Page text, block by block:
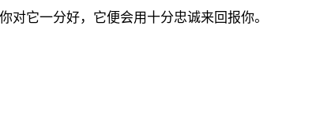
对它一分好，它便会用十分忠诚来回报你。